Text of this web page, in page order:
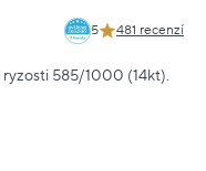
5 481 recenzí
585/1000 (14kt).